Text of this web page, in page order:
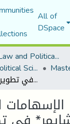
All of
DSpace
Faculty of Law and Political Science
Department of Political Sciences
الإسهامات النظرية*لجون ج.ميرشايمر* في تطوير المنظور الواقعي
الإسهامات